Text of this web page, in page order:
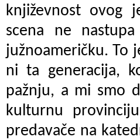
književnost ovog
scena ne
južnoameričku. To
ni ta generacija,
pažnju, a mi smo
kulturnu
predavače na